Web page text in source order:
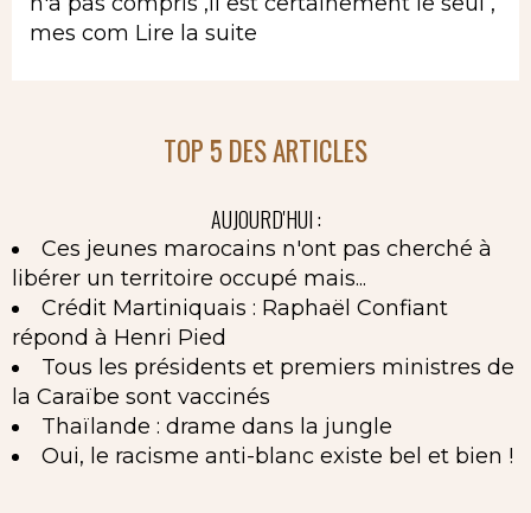
mes com Lire la suite
TOP 5 DES ARTICLES
AUJOURD'HUI :
Ces jeunes marocains n'ont pas cherché à
libérer un territoire occupé mais...
Crédit Martiniquais : Raphaël Confiant
répond à Henri Pied
Tous les présidents et premiers ministres de
la Caraïbe sont vaccinés
Thaïlande : drame dans la jungle
Oui, le racisme anti-blanc existe bel et bien !